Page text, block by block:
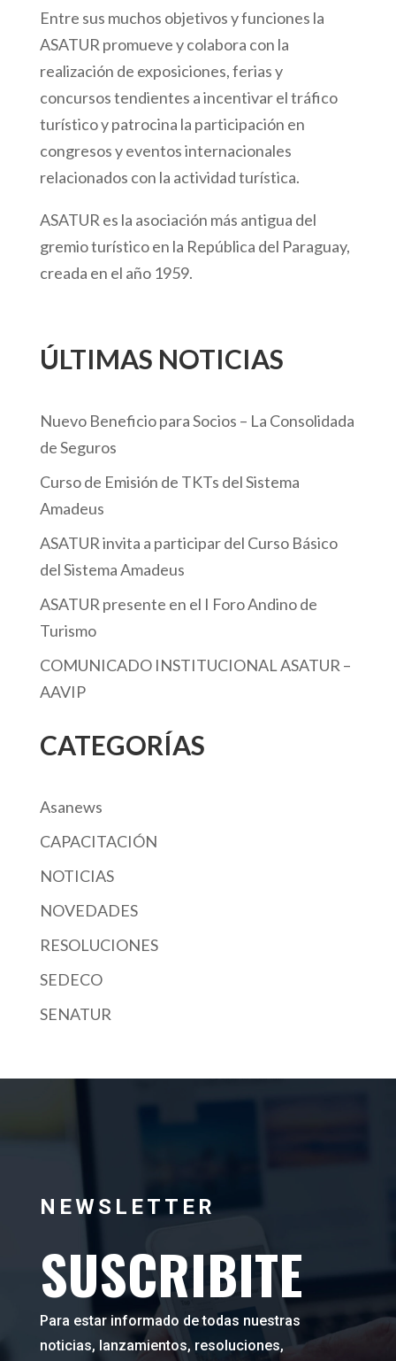
Entre sus muchos objetivos y funciones la
ASATUR promueve y colabora con la
realización de exposiciones, ferias y
concursos tendientes a incentivar el tráfico
turístico y patrocina la participación en
congresos y eventos internacionales
relacionados con la actividad turística.
ASATUR es la asociación más antigua del
gremio turístico en la República del Paraguay,
creada en el año 1959.
ÚLTIMAS NOTICIAS
Nuevo Beneficio para Socios – La Consolidada
de Seguros
Curso de Emisión de TKTs del Sistema
Amadeus
ASATUR invita a participar del Curso Básico
del Sistema Amadeus
ASATUR presente en el I Foro Andino de
Turismo
COMUNICADO INSTITUCIONAL ASATUR –
AAVIP
CATEGORÍAS
Asanews
CAPACITACIÓN
NOTICIAS
NOVEDADES
RESOLUCIONES
SEDECO
SENATUR
NEWSLETTER
SUSCRIBITE
Para estar informado de todas nuestras
noticias, lanzamientos, resoluciones,